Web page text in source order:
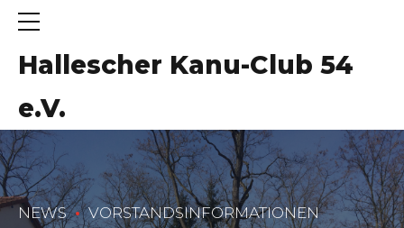
Hallescher Kanu-Club 54
e.V.
NEWS VORSTANDSINFORMATIONEN